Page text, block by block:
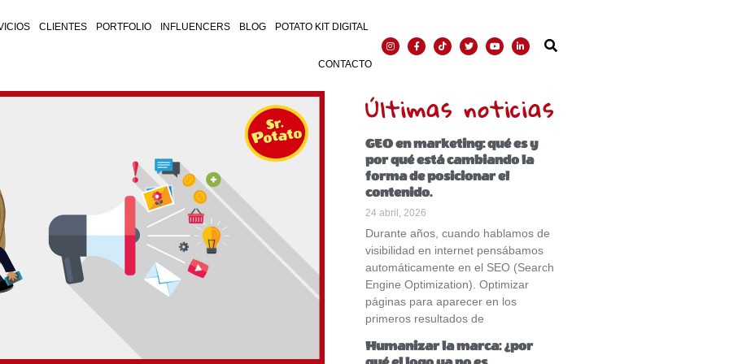
CLIENTES PORTFOLIO INFLUENCERS BLOG POTATO KIT DIGITAL
CONTACTO
Últimas noticias
GEO en marketing: qué es y
por qué está cambiando la
forma de posicionar el
contenido.
24 abril, 2026
Durante años, cuando hablamos de
visibilidad en internet pensábamos
automáticamente en el SEO (Search
Engine Optimization). Optimizar
páginas para aparecer en los
primeros resultados de
Humanizar la marca: ¿por